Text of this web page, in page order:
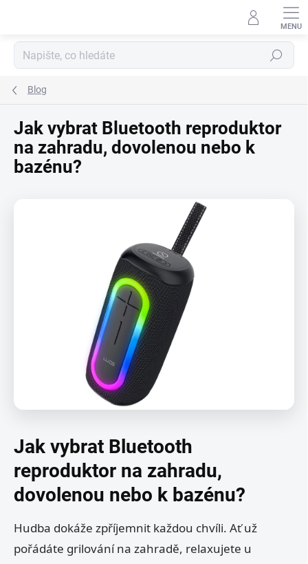
Hledat
Blog
Jak vybrat Bluetooth reproduktor
na zahradu, dovolenou nebo k
bazénu?
Jak vybrat Bluetooth
reproduktor na zahradu,
dovolenou nebo k bazénu?
Hudba dokáže zpříjemnit každou chvíli. Ať už
pořádáte grilování na zahradě, relaxujete u